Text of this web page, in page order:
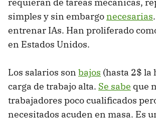
requieran de tareas mecánicas,
simples y sin embargonecesarias
entrenar IAs. Han proliferado
en Estados Unidos.
Los salarios son bajos (hasta 2$ la
carga de trabajo alta. Se sabe que
trabajadores poco cualificados
necesitados acuden en masa. Es